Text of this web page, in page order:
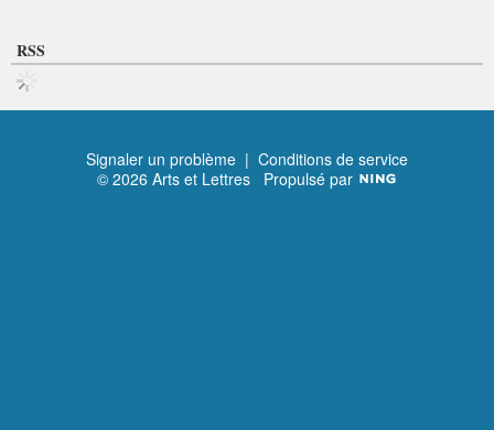
RSS
Signaler un problème | Conditions de service
© 2026 Arts et Lettres Propulsé par